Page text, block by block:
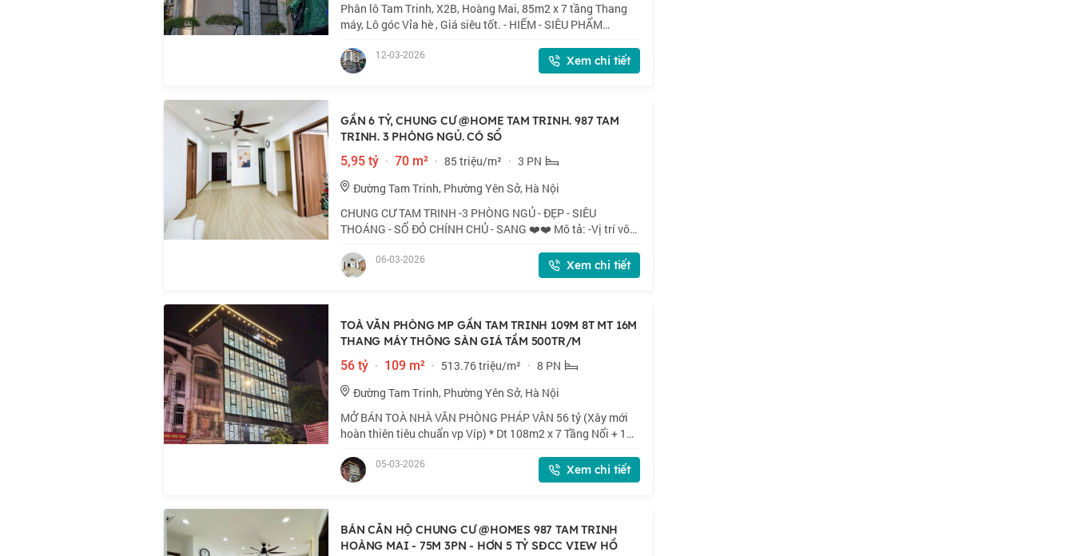
Phân lô Tam Trinh, X2B, Hoàng Mai, 85m2 x 7 tầng Thang
máy, Lô góc Vỉa hè , Giá siêu tốt. - HIẾM - SIÊU PHẨM
TRÁNH - VÀO NHÀ - VIEW HỒ- KINH DOANH - TIỆN
12-03-2026 Xem chi tiết
GẦN 6 TỶ, CHUNG CƯ @HOME TAM TRINH. 987 TAM
TRINH. 3 PHÒNG NGỦ. CÓ SỔ
5,95 tỷ · 70 m² · 85 triệu/m² · 3 PN
Đường Tam Trinh, Phường Yên Sở, Hà Nội
CHUNG CƯ TAM TRINH -3 PHÒNG NGỦ - ĐẸP - SIÊU
THOÁNG - SỔ ĐỎ CHÍNH CHỦ - SANG ❤️❤️ Mô tả: -Vị trí vô
Đông Đô, ngay nút giao Vành Đai 3 - Tam Trinh -
06-03-2026 Xem chi tiết
TOÀ VĂN PHÒNG MP GẦN TAM TRINH 109M 8T MT 16M
THANG MÁY THÔNG SÀN GIÁ TẦM 500TR/M
56 tỷ · 109 m² · 513.76 triệu/m² · 8 PN
Đường Tam Trinh, Phường Yên Sở, Hà Nội
MỞ BÁN TOÀ NHÀ VĂN PHÒNG PHÁP VÂN 56 tỷ (Xây mới
hoàn thiên tiêu chuẩn vp Víp) * Dt 108m2 x 7 Tầng Nổi + 1
TRANG BỊ . THANG MÁY XỊN. Đầy đủ điều
05-03-2026 Xem chi tiết
BÁN CĂN HỘ CHUNG CƯ @HOMES 987 TAM TRINH
HOÀNG MAI - 75M 3PN - HƠN 5 TỶ SĐCC VIEW HỒ